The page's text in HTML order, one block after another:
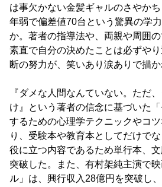
は事欠かない金髪ギャルのさやか
年弱で偏差値70台という驚異の学
か。著者の指導法や、両親や周囲
素直で自分の決めたことは必ずや
断の努力が、笑いあり涙ありで描か
『ダメな人間なんていない。ただ
け』という著者の信念に基づいた
するための心理学テクニックやコ
り、受験本や教育本としてだけで
役に立つ内容であるため単行本、
突破した。また、有村架純主演で
ル」は、興行収入28億円を突破し